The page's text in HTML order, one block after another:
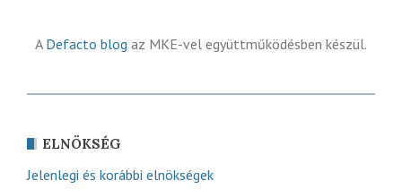
A Defacto blog az MKE-vel együttműködésben készül.
ELNÖKSÉG
Jelenlegi és korábbi elnökségek